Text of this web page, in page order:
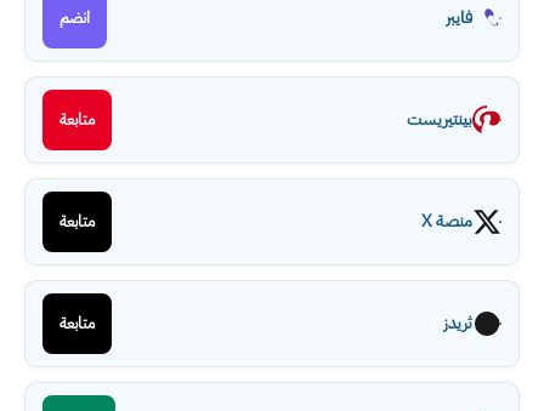
فايبر انضم
بينتيريست متابعة
منصة X متابعة
ثريدز متابعة